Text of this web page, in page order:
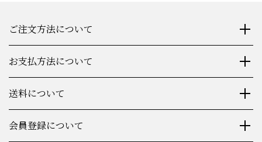
ご注文方法について
お支払方法について
送料について
会員登録について